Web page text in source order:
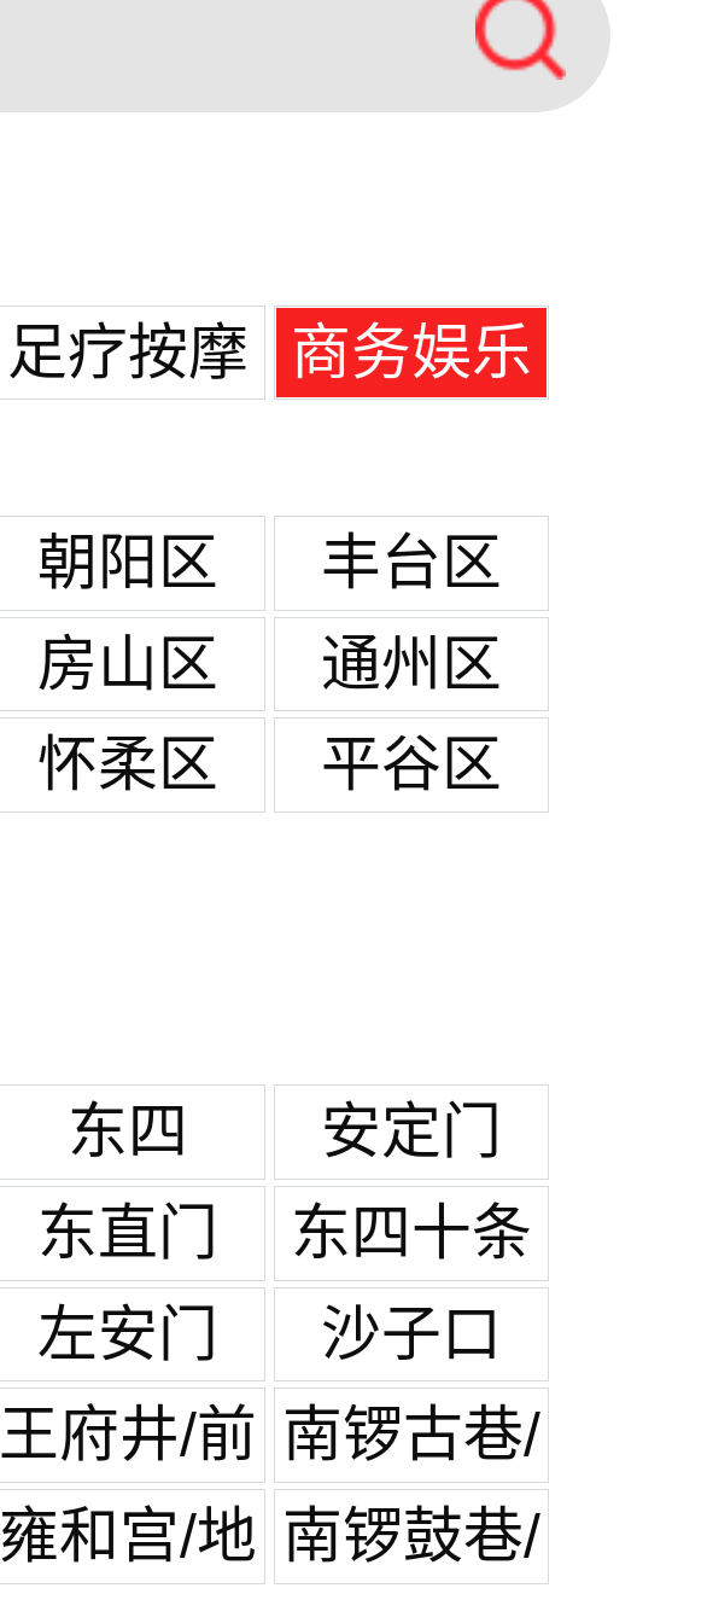
足疗按摩
商务娱乐
朝阳区
丰台区
房山区
通州区
怀柔区
平谷区
东四
安定门
东直门
东四十条
左安门
沙子口
王府井/前
门
南锣古巷/
鼓楼后海
雍和宫/地 南锣鼓巷/